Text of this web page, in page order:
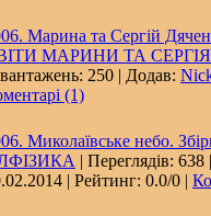
Марина та Сергій
МАРИНИ ТА
250 | Додав:
(1)
Миколаївське небо.
| Переглядів:
| Рейтинг: 0.0/0 |